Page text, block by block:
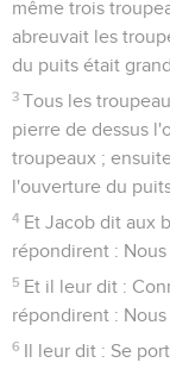
même trois
abreuvait les
du puits était
3 Tous les
pierre de dessus
troupeaux ;
l'ouverture du
4 Et Jacob dit aux
répondirent : Nous
5 Et il leur dit :
répondirent : Nous
6 Il leur dit : Se